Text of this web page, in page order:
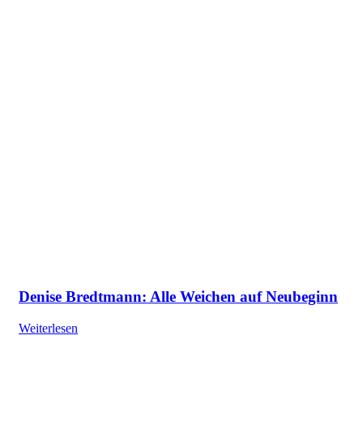
Denise Bredtmann: Alle Weichen auf Neubeginn
Weiterlesen